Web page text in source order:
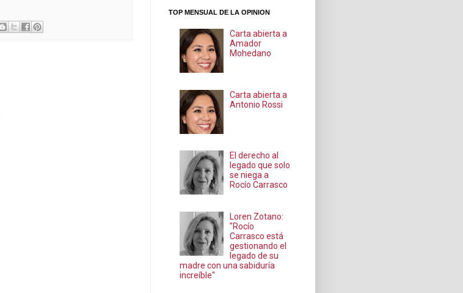
TOP MENSUAL DE LA OPINION
Carta abierta a
Amador
Mohedano
Carta abierta a
Antonio Rossi
El derecho al
legado que solo
se niega a
Rocío Carrasco
Loren Zotano:
"Rocío
Carrasco está
gestionando el
legado de su
madre con una sabiduría
increíble"